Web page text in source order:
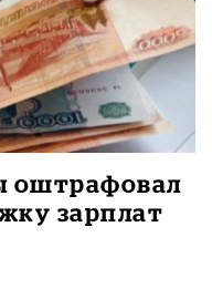
оштрафовал
зарплат